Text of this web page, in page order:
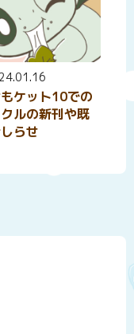
日:
ケット10での
ルの新刊や既
らせ